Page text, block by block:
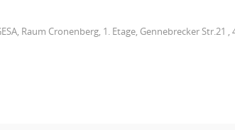
Raum Cronenberg, 1. Etage, Gennebrecker Str.21